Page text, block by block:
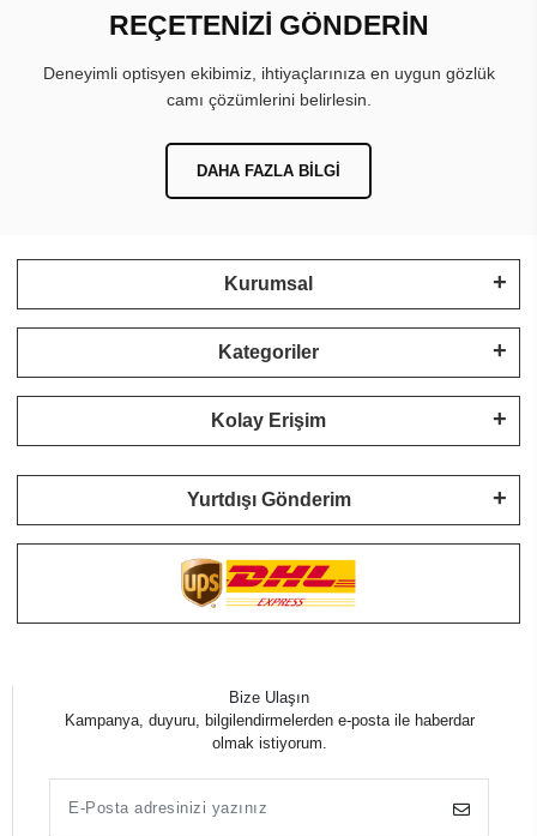
REÇETENİZİ GÖNDERİN
Deneyimli optisyen ekibimiz, ihtiyaçlarınıza en uygun gözlük
camı çözümlerini belirlesin.
DAHA FAZLA BILGI
Kurumsal
Kategoriler
Kolay Erişim
Yurtdışı Gönderim
Bize Ulaşın
Kampanya, duyuru, bilgilendirmelerden e-posta ile haberdar
olmak istiyorum.